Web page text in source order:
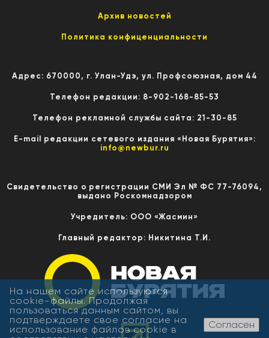
Архив новостей
Политика конфиценциальности
Адрес: 670000, г. Улан-Удэ, ул. Профсоюзная, дом 44
Телефон редакции: 8-902-168-85-53
Телефон рекламной службы сайта: 21-30-85
E-mail редакции сетевого издания «Новая Бурятия»:
info@newbur.ru
Свидетельство о регистрации СМИ Эл № ФС 77-76094,
выдано Роскомнадзором
Учредитель: ООО «Жасмин»
Главный редактор: Никитина Т.И.
На нашем сайте используются
cookie-файлы. Продолжая
пользоваться данным сайтом, вы
подтверждаете свое согласие на
использование файлов cookie в
Согласен